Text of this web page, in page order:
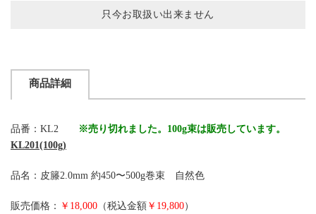
只今お取扱い出来ません
商品詳細
品番：KL2
※売り切れました。100g束は販売しています。
KL201(100g)
品名：皮籐2.0mm 約450〜500g巻束 自然色
販売価格： ￥18,000 （税込金額 ￥19,800）